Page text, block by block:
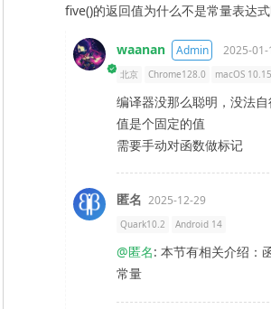
five()的返回值为什么不是常量表达
waanan Admin 2025-01-
北京 Chrome128.0 macOS
编译器没那么聪明，没法
值是个固定的值
需要手动对函数做标记
匿名 2025-12-29
Quark10.2 Android 14
@匿名: 本节有相关介绍：
常量